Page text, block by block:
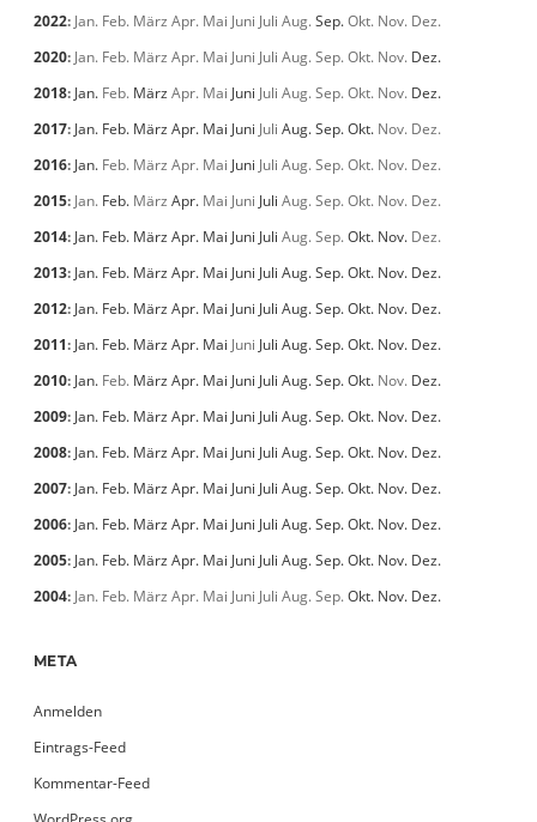
2022: Jan. Feb. März Apr. Mai Juni Juli Aug.Sep.Okt. Nov. Dez.
2020: Jan. Feb. März Apr. Mai Juni Juli Aug.Sep.Okt. Nov. Dez.
2018: Jan. Feb. März Apr. Mai Juni Juli Aug.Sep.Okt. Nov. Dez.
2017: Jan. Feb. März Apr. Mai Juni Juli Aug.Sep.Okt. Nov. Dez.
2016: Jan. Feb. März Apr. Mai Juni Juli Aug.Sep.Okt. Nov. Dez.
2015: Jan. Feb. März Apr. Mai Juni Juli Aug.Sep.Okt. Nov. Dez.
2014: Jan. Feb. März Apr. Mai Juni Juli Aug.Sep.Okt. Nov. Dez.
2013: Jan. Feb. März Apr. Mai Juni Juli Aug.Sep.Okt. Nov. Dez.
2012: Jan. Feb. März Apr. Mai Juni Juli Aug.Sep.Okt. Nov. Dez.
2011: Jan. Feb. März Apr. Mai Juni Juli Aug.Sep.Okt. Nov. Dez.
2010: Jan. Feb. März Apr. Mai Juni Juli Aug.Sep.Okt. Nov. Dez.
2009: Jan. Feb. März Apr. Mai Juni Juli Aug.Sep.Okt. Nov. Dez.
2008: Jan. Feb. März Apr. Mai Juni Juli Aug.Sep.Okt. Nov. Dez.
2007: Jan. Feb. März Apr. Mai Juni Juli Aug.Sep.Okt. Nov. Dez.
2006: Jan. Feb. März Apr. Mai Juni Juli Aug.Sep.Okt. Nov. Dez.
2005: Jan. Feb. März Apr. Mai Juni Juli Aug.Sep.Okt. Nov. Dez.
2004: Jan. Feb. März Apr. Mai Juni Juli Aug.Sep.Okt. Nov. Dez.
META
Anmelden
Eintrags-Feed
Kommentar-Feed